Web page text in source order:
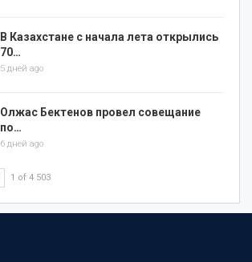
В Казахстане с начала лета открылись
70…
5 дней ago
Олжас Бектенов провел совещание
по…
6 дней ago
1 of 4 503